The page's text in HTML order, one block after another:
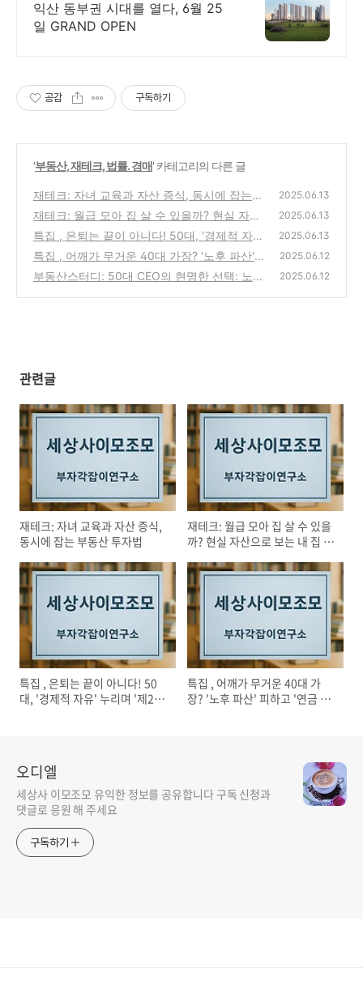
익산 동부권 시대를 열다, 6월 25
일 GRAND OPEN
공감 구독하기
'부동산, 재테크, 법률. 경매' 카테고리의 다른 글
재테크: 자녀 교육과 자산 증식, 동시에 잡는
부동산 투자법
(0)
2025.06.13
재테크: 월급 모아 집 살 수 있을까? 현실 자산
으로 보는 내 집 마련 가능성
(4)
2025.06.13
특집 , 은퇴는 끝이 아니다! 50대, '경제적 자
유' 누리며 '제2의 황금기' 시작하는 법
(12)
2025.06.13
특집 , 어깨가 무거운 40대 가장? '노후 파산'
피하고 '연금 부자' 되는 필승 전략
(10)
2025.06.12
부동산스터디: 50대 CEO의 현명한 선택: 노후
2025.06.12
관련글
재테크: 자녀 교육과 자산 증식,
동시에 잡는 부동산 투자법
재테크: 월급 모아 집 살 수 있을
까? 현실 자산으로 보는 내 집 마
특집 , 은퇴는 끝이 아니다! 50
대, '경제적 자유' 누리며 '제2의
특집 , 어깨가 무거운 40대 가
장? '노후 파산' 피하고 '연금 부
오디엘
세상사 이모조모 유익한 정보를 공유합니다 구독 신청과
댓글로 응원 해 주세요
구독하기